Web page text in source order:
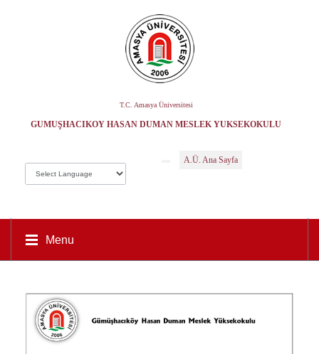
T.C. Amasya Üniversitesi
GÜMÜŞHACIKÖY HASAN DUMAN MESLEK YÜKSEKOKULU
A.Ü. Ana Sayfa
Menu